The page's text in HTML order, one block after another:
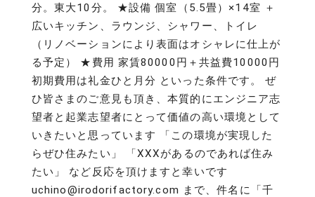
分。東大10分。 ★設備 個室（5.5畳）×14室 ＋
広いキッチン、ラウンジ、シャワー、トイレ
（リノベーションにより表面はオシャレに仕上が
る予定） ★費用 家賃80000円＋共益費10000円
初期費用は礼金ひと月分 といった条件です。 ぜ
ひ皆さまのご意見も頂き、本質的にエンジニア志
望者と起業志望者にとって価値の高い環境として
いきたいと思っています 「この環境が実現した
らぜひ住みたい」 「XXXがあるのであれば住み
たい」 など反応を頂けますと幸いです
uchino@irodorifactory.com まで、件名に「千